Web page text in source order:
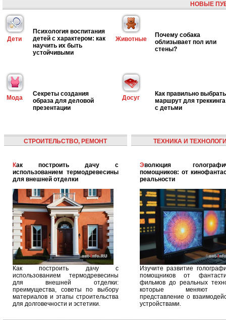
НОВЫЕ
Дети
Психология воспитания
детей с характером: как
научить их быть
устойчивыми
Животные
Почему собака
облизывает пол или
стены?
Мода
Секреты создания
образа для деловой
презентации
Досуг
Как правильно выбрать
маршрут для треккинга
с детьми
СТРОИТЕЛЬСТВО, РЕМОНТ
Как построить дачу с
использованием термодревесины
для внешней отделки
Как построить дачу с
использованием термодревесины
для внешней отделки:
преимущества, советы по выбору
материалов и этапы строительства
для долговечности и эстетики.
ТЕХНИКА И
Эволюция голографических
помощников: от
реальности
Изучите развитие
помощников от
фильмов до реальных
которые меняют
представление о
устройствами.